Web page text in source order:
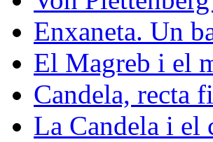
Enxaneta. Un
El Magreb i el
Candela, recta
La Candela i el